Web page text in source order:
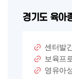
경기도 육아
센터발
보육프
영유아